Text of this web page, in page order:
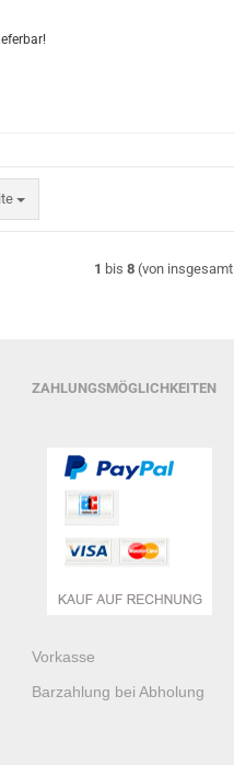
1 bis 8(von insgesamt
ZAHLUNGSMÖGLICHKEITEN
Vorkasse
Barzahlung bei Abholung